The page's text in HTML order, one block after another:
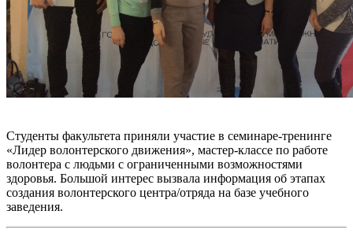
Студенты факультета приняли участие в семинаре-тренинге
«Лидер волонтерского движения», мастер-классе по работе
волонтера с людьми с ограниченными возможностями
здоровья. Большой интерес вызвала информация об этапах
создания волонтерского центра/отряда на базе учебного
заведения.